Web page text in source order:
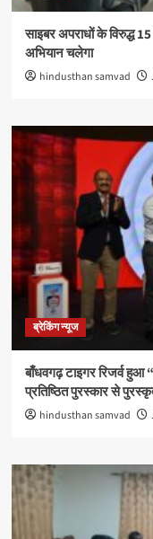
साइबर अपराधों के विरुद्ध
अभियान चलेगा
hindusthan samvad
ब्रेकिंग न्यूज
बाँधवगढ़ टाइगर रिजर्व हुआ
प्रतिष्ठित पुरस्कार से
hindusthan samvad